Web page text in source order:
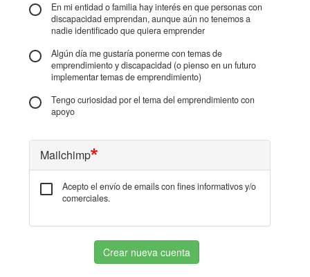
En mi entidad o familia hay interés en que personas con
discapacidad emprendan, aunque aún no tenemos a
nadie identificado que quiera emprender
Algún día me gustaría ponerme con temas de
emprendimiento y discapacidad (o pienso en un futuro
implementar temas de emprendimiento)
Tengo curiosidad por el tema del emprendimiento con
apoyo
Mailchimp
Acepto el envío de emails con fines informativos y/o
comerciales.
Crear nueva cuenta